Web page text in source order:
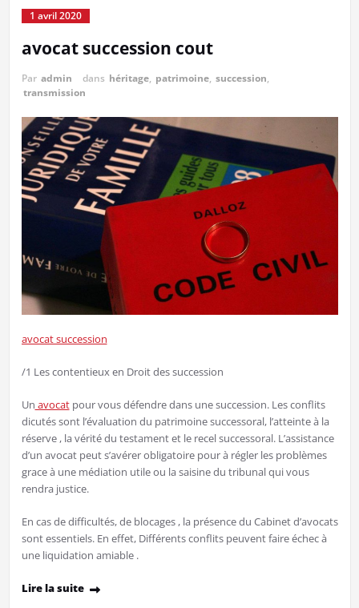
1 avril 2020
avocat succession cout
Par admin dans héritage, patrimoine, succession,
transmission
avocat succession
/1 Les contentieux en Droit des succession
Un avocatpour vous défendre dans une succession. Les conflits
dicutés sont l’évaluation du patrimoine successoral, l’atteinte à la
réserve , la vérité du testament et le recel successoral. L’assistance
d’un avocat peut s’avérer obligatoire pour à régler les problèmes
grace à une médiation utile ou la saisine du tribunal qui vous
rendra justice.
En cas de difficultés, de blocages , la présence du Cabinet d’avocats
sont essentiels. En effet, Différents conflits peuvent faire échec à
une liquidation amiable .
Lire la suite